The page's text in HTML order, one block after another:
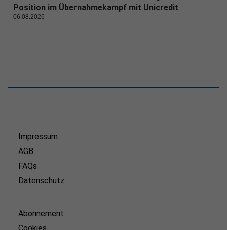
Position im Übernahmekampf mit Unicredit
06.08.2026
Impressum
AGB
FAQs
Datenschutz
Abonnement
Cookies